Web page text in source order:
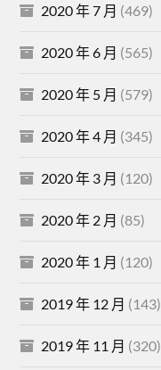
2020 年 7 月 (469)
2020 年 6 月 (565)
2020 年 5 月 (579)
2020 年 4 月 (345)
2020 年 3 月 (120)
2020 年 2 月 (85)
2020 年 1 月 (120)
2019 年 12 月 (143)
2019 年 11 月 (320)